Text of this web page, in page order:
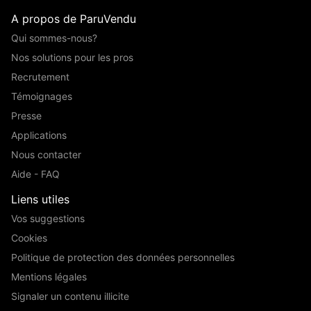
A propos de ParuVendu
Qui sommes-nous?
Nos solutions pour les pros
Recrutement
Témoignages
Presse
Applications
Nous contacter
Aide - FAQ
Liens utiles
Vos suggestions
Cookies
Politique de protection des données personnelles
Mentions légales
Signaler un contenu illicite